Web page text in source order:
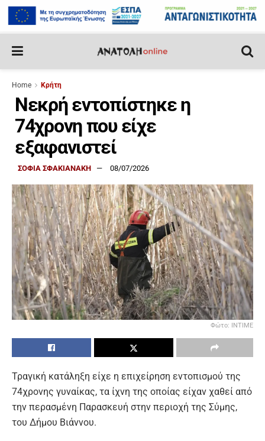
Home Κρήτη
Νεκρή εντοπίστηκε η
74χρονη που είχε
εξαφανιστεί
ΣΟΦΙΑ ΣΦΑΚΙΑΝΑΚΗ 08/07/2026
Φώτο: INTIME
Τραγική κατάληξη είχε η επιχείρηση εντοπισμού της
74χρονης γυναίκας, τα ίχνη της οποίας είχαν χαθεί από
την περασμένη Παρασκευή στην περιοχή της Σύμης,
του Δήμου Βιάννου.